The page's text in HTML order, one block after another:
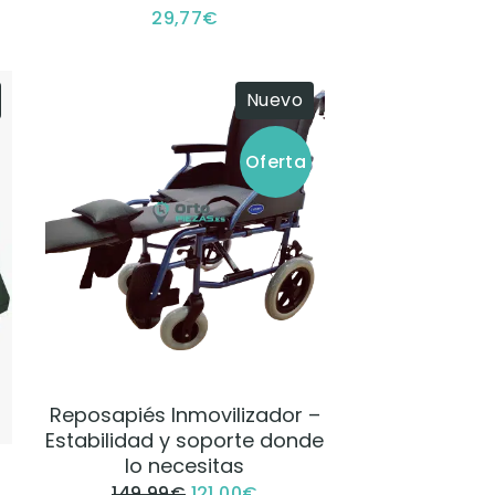
29,77€
Oferta
Nuevo
VER PRODUCTO
Reposapiés Inmovilizador –
Estabilidad y soporte donde
lo necesitas